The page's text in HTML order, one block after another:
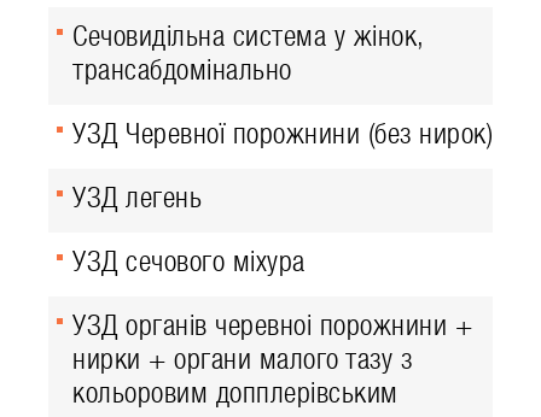
Сечовидільна система у жінок,
трансабдомінально
УЗД Черевної порожнини (без нирок)
УЗД легень
УЗД сечового міхура
УЗД органів черевноі порожнини +
нирки + органи малого тазу з
кольоровим допплерівським